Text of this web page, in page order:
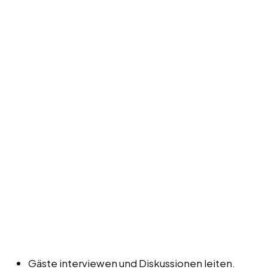
Gäste interviewen und Diskussionen leiten.